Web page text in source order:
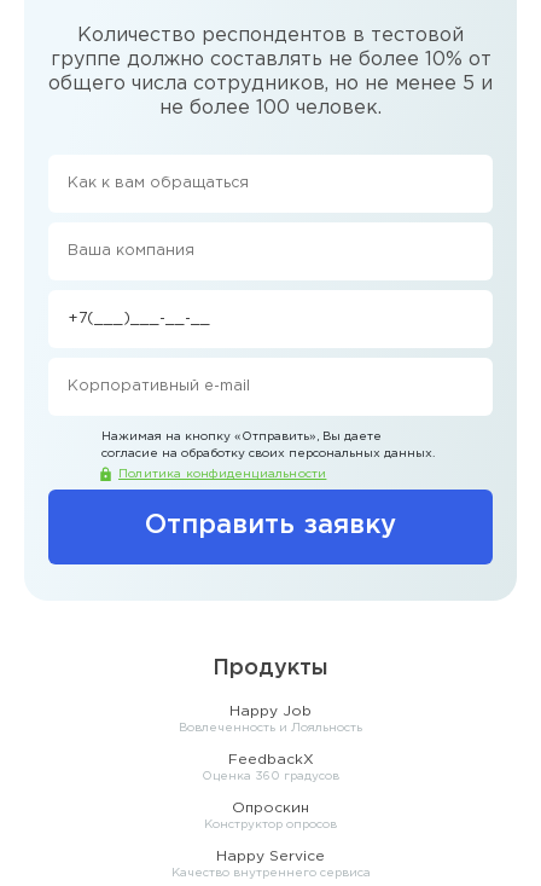
Количество респондентов в тестовой
группе должно составлять не более 10% от
общего числа сотрудников, но не менее 5 и
не более 100 человек.
Отправить заявку
Нажимая на кнопку «Отправить» , Вы даете
согласие на обработку своих персональных данных.
Политика конфиденциальности
Продукты
Happy Job
Вовлеченность и Лояльность
FeedbackX
Оценка 360 градусов
Опроскин
Конструктор опросов
Happy Service
Качество внутреннего сервиса